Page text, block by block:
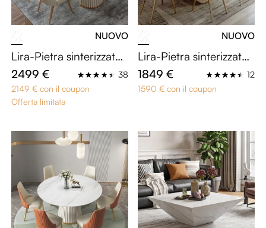
NUOVO
Lira-Pietra sinterizzata l
ucida Tavoli da pranzo
2499 €
38
2149 € con il coupon
Offerta limitata
NUOVO
Lira-Pietra sinterizzata
Tavoli da pranzo
1849 €
12
1590 € con il coupon